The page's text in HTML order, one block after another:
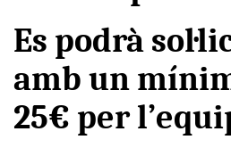
Es podrà
amb un
25€ per